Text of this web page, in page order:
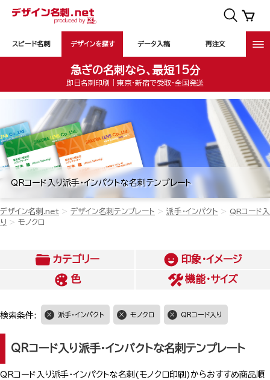
スピード名刺 デザインを探す データ入稿 再注文
急ぎの名刺なら、最短15分
即日名刺印刷｜東京・新宿で受取・全国発送
QRコード入り派手・インパクトな名刺テンプレート
デザイン名刺.net デザイン名刺テンプレート 派手・インパクト
QRコード入
り
モノクロ
カテゴリー
印象・イメージ
色
機能・サイズ
検索条件: 派手・インパクト モノクロ QRコード入り
QRコード入り派手・インパクトな名刺テンプレート
QRコード入り派手・インパクトな名刺(モノクロ印刷)からおすすめ商品順